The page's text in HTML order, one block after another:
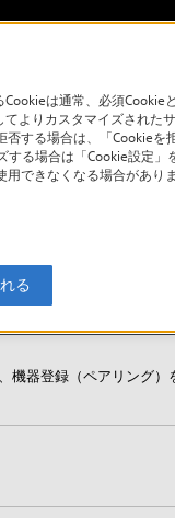
機器登録（ペアリング）
は通常、必須Cookie
よりカスタマイズされた
する場合は、「Cookieを
る場合は「Cookie設定」
できなくなる場合があり
る